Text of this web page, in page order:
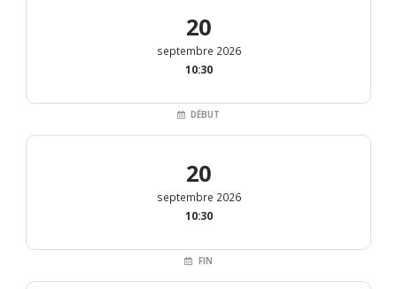
20
septembre 2026
10:30
DÉBUT
20
septembre 2026
10:30
FIN